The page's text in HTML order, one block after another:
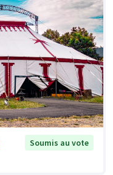
Soumis au vote